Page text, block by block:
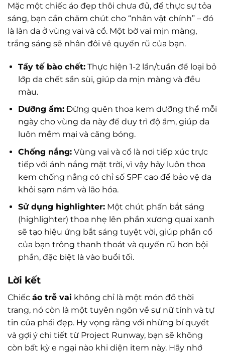
Mặc một chiếc áo đẹp thôi chưa đủ, để thực sự tỏa
sáng, bạn cần chăm chút cho “nhân vật chính” – đó
là làn da ở vùng vai và cổ. Một bờ vai mịn màng,
trắng sáng sẽ nhân đôi vẻ quyến rũ của bạn.
Tẩy tế bào chết:Thực hiện 1-2 lần/tuần để loại bỏ
lớp da chết sần sùi, giúp da mịn màng và đều
màu.
Dưỡng ẩm:Đừng quên thoa kem dưỡng thể mỗi
ngày cho vùng da này để duy trì độ ẩm, giúp da
luôn mềm mại và căng bóng.
Chống nắng:Vùng vai và cổ là nơi tiếp xúc trực
tiếp với ánh nắng mặt trời, vì vậy hãy luôn thoa
kem chống nắng có chỉ số SPF cao để bảo vệ da
khỏi sạm nám và lão hóa.
Sử dụng highlighter:Một chút phấn bắt sáng
(highlighter) thoa nhẹ lên phần xương quai xanh
sẽ tạo hiệu ứng bắt sáng tuyệt vời, giúp phần cổ
của bạn trông thanh thoát và quyến rũ hơn bội
phần, đặc biệt là vào buổi tối.
Lời kết
Chiếc áo trễ vai không chỉ là một món đồ thời
trang, nó còn là một tuyên ngôn về sự nữ tính và tự
tin của phái đẹp. Hy vọng rằng với những bí quyết
và gợi ý chi tiết từ Project Runway, bạn sẽ không
còn bất kỳ e ngại nào khi diện item này. Hãy nhớ